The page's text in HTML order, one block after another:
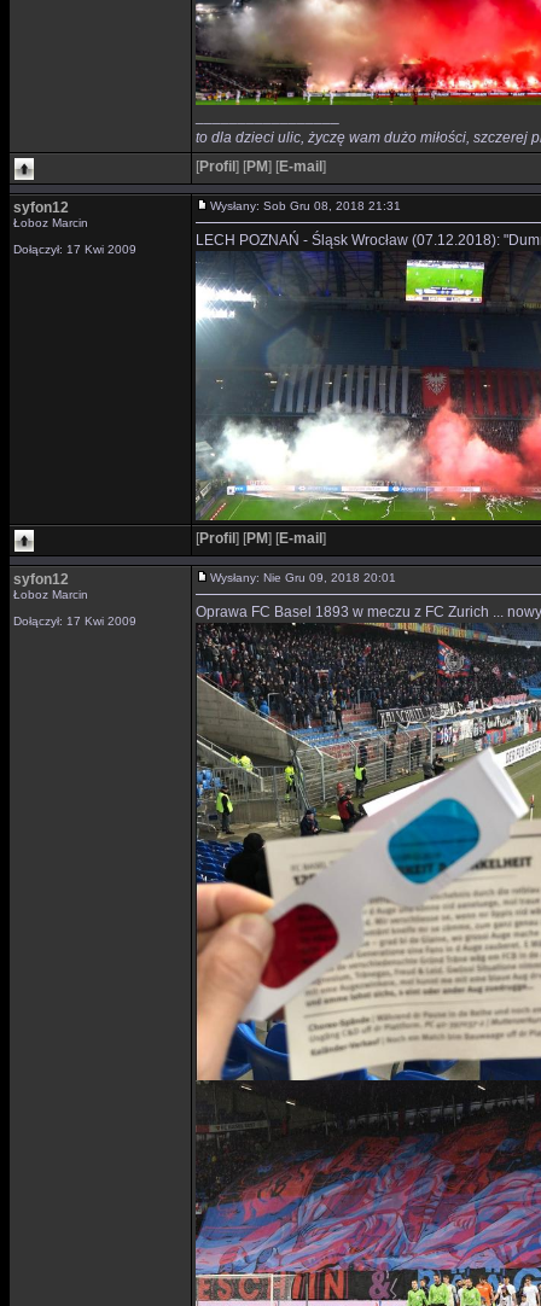
to dla dzieci ulic, życzę wam dużo miłości, szczerej
[Profil ] [PM] [E-mail ]
syfon12
Łoboz Marcin
Dołączył: 17 Kwi 2009
Wysłany: Sob Gru 08, 2018 21:31
LECH POZNAŃ - Śląsk Wrocław (07.12.2018):
[Profil ] [PM] [E-mail ]
syfon12
Łoboz Marcin
Dołączył: 17 Kwi 2009
Wysłany: Nie Gru 09, 2018 20:01
Oprawa FC Basel 1893 w meczu z FC Zurich ...